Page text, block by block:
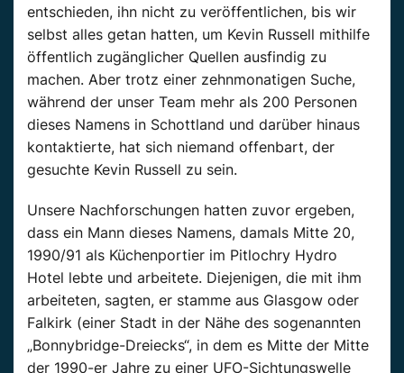
entschieden, ihn nicht zu veröffentlichen, bis wir
selbst alles getan hatten, um Kevin Russell mithilfe
öffentlich zugänglicher Quellen ausfindig zu
machen. Aber trotz einer zehnmonatigen Suche,
während der unser Team mehr als 200 Personen
dieses Namens in Schottland und darüber hinaus
kontaktierte, hat sich niemand offenbart, der
gesuchte Kevin Russell zu sein.
Unsere Nachforschungen hatten zuvor ergeben,
dass ein Mann dieses Namens, damals Mitte 20,
1990/91 als Küchenportier im Pitlochry Hydro
Hotel lebte und arbeitete. Diejenigen, die mit ihm
arbeiteten, sagten, er stamme aus Glasgow oder
Falkirk (einer Stadt in der Nähe des sogenannten
„Bonnybridge-Dreiecks“, in dem es Mitte der Mitte
der 1990-er Jahre zu einer UFO-Sichtungswelle